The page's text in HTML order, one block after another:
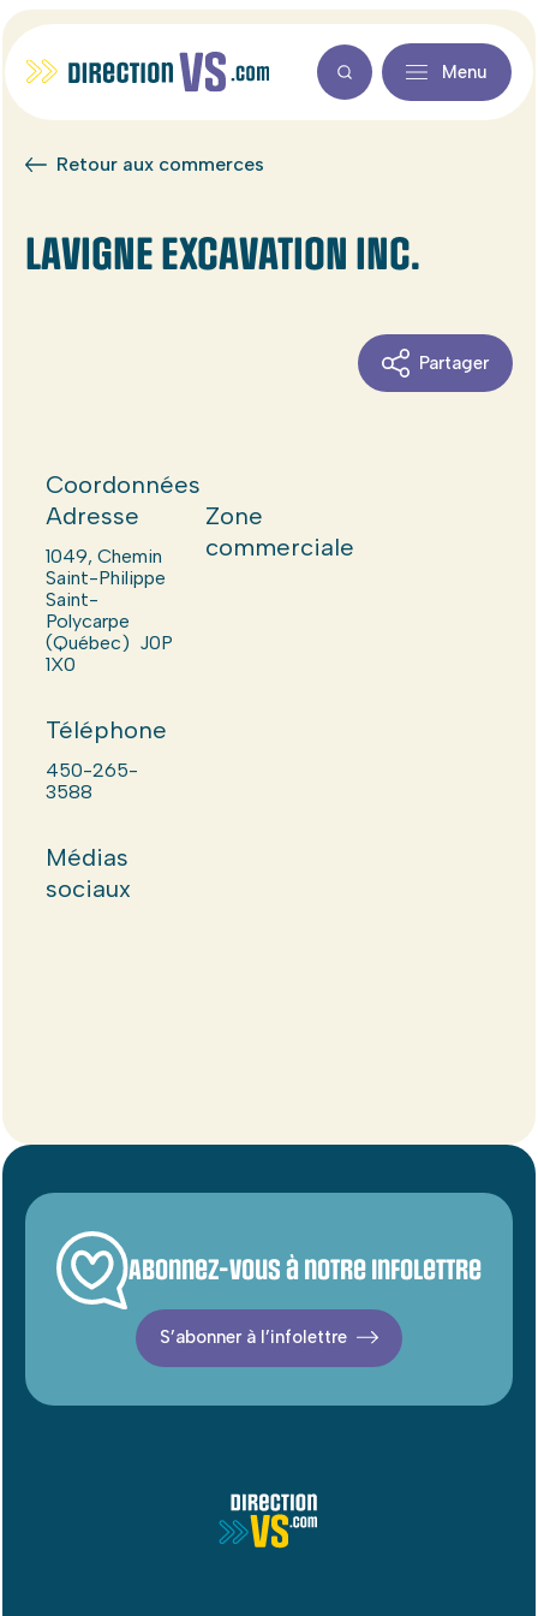
Menu
Retour aux commerces
LAVIGNE EXCAVATION INC.
Partager
Coordonnées
Adresse
1049, Chemin
Saint-Philippe
Saint-
Polycarpe
(Québec) J0P
1X0
Téléphone
450-265-
3588
Médias
sociaux
Zone
commerciale
Abonnez-vous à notre infolettre
S’abonner à l’infolettre